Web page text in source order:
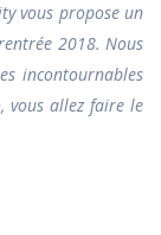
vous propose un
2018. Nous
incontournables
vous allez faire le